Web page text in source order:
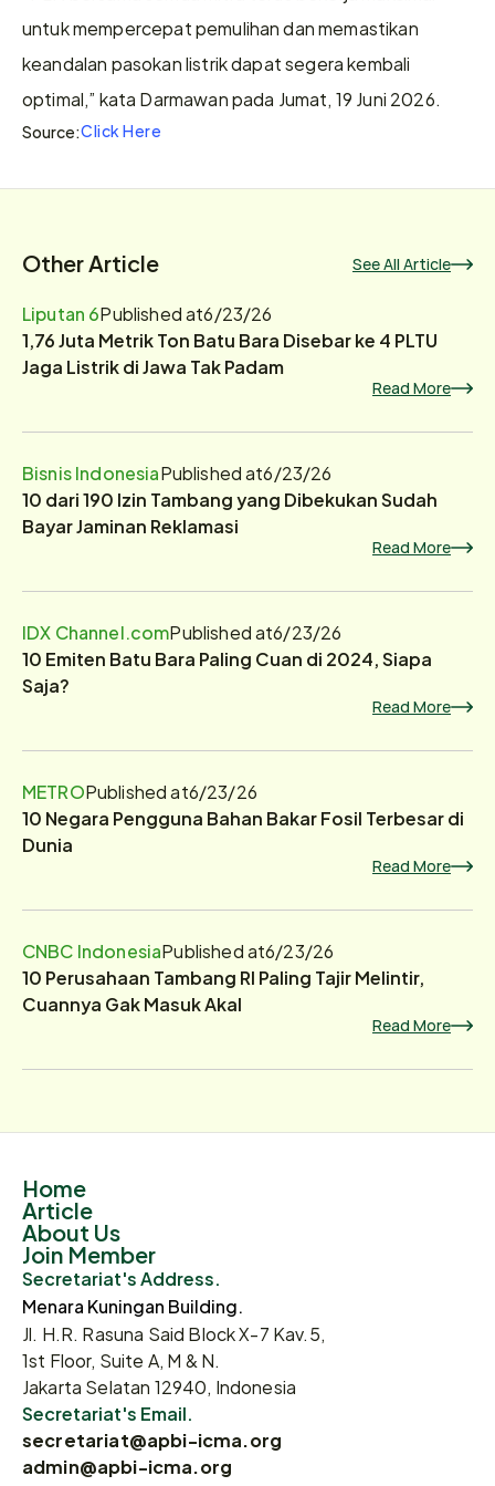
untuk mempercepat pemulihan dan memastikan
keandalan pasokan listrik dapat segera kembali
optimal,” kata Darmawan pada Jumat, 19 Juni 2026.
Source:Click Here
Other Article See All Article
Liputan 6Published at6/23/26
1,76 Juta Metrik Ton Batu Bara Disebar ke 4 PLTU
Jaga Listrik di Jawa Tak Padam
Read More
Bisnis IndonesiaPublished at6/23/26
10 dari 190 Izin Tambang yang Dibekukan Sudah
Bayar Jaminan Reklamasi
Read More
IDX Channel.comPublished at6/23/26
10 Emiten Batu Bara Paling Cuan di 2024, Siapa
Saja?
Read More
METROPublished at6/23/26
10 Negara Pengguna Bahan Bakar Fosil Terbesar di
Dunia
Read More
CNBC IndonesiaPublished at6/23/26
10 Perusahaan Tambang RI Paling Tajir Melintir,
Cuannya Gak Masuk Akal
Read More
Home
Article
About Us
Join Member
Secretariat's Address.
Menara Kuningan Building.
Jl. H.R. Rasuna Said Block X-7 Kav.5,
1st Floor, Suite A, M & N.
Jakarta Selatan 12940, Indonesia
Secretariat's Email.
secretariat@apbi-icma.org
admin@apbi-icma.org